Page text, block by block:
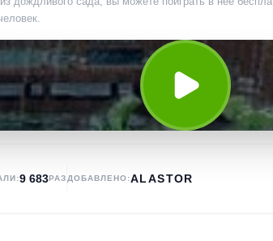
.
9 683РАЗ ДОБАВЛЕНО:ALASTOR